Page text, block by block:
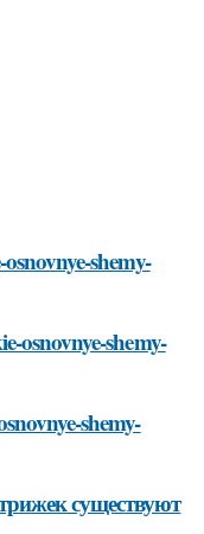
shemy-
osnovnye-shemy-
shemy-
существуют